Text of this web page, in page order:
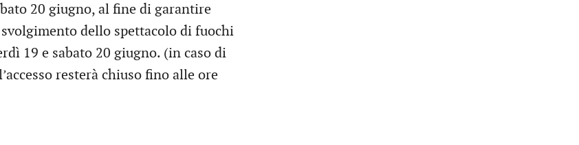
20 giugno, al fine di garantire
dello spettacolo di fuochi
19 e sabato 20 giugno. (in caso di
resterà chiuso fino alle ore